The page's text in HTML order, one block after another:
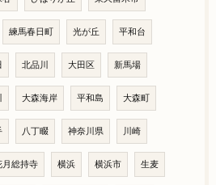
練馬春日町 光が丘 平和台
北品川 大田区 新馬場
大森海岸 平和島 大森町
八丁畷 神奈川県 川崎
月総持寺 横浜 横浜市 生麦